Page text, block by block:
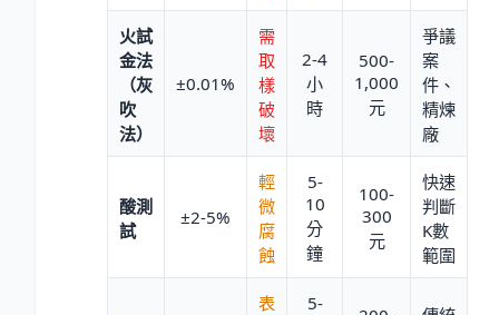
火試
金法
（灰
吹
法）
±0.01%
需
取
樣
破
壞
2-4
小
時
500-
1,000
元
爭議
案
件、
精煉
廠
酸測
試
±2-5%
輕
微
腐
蝕
5-
10
分
鐘
100-
300
元
快速
判斷
K數
範圍
表
5-